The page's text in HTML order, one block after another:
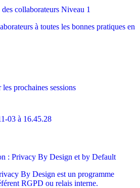
collaborateurs Niveau 1
à toutes les bonnes pratiques en
prochaines sessions
: Privacy By Design et by Default
By Design est un programme
RGPD ou relais interne.